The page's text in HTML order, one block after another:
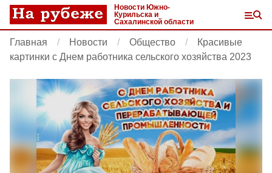
Новости Южно-
Курильска и
Сахалинской области
Главная Новости Общество
Красивые
картинки с Днем работника сельского хозяйства 2023